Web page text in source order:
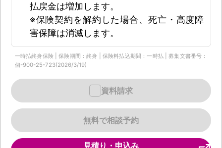
払戻金は増加します。
※保険契約を解約した場合、死亡・高度障
害保障は消滅します。
一時払終身保険 | 保険期間：終身 | 保険料払込期間：一時払 | 募集文書番号：
個-900-25-723(2026/3/19)
無料で相談予約
資料請求
見積り・申込み